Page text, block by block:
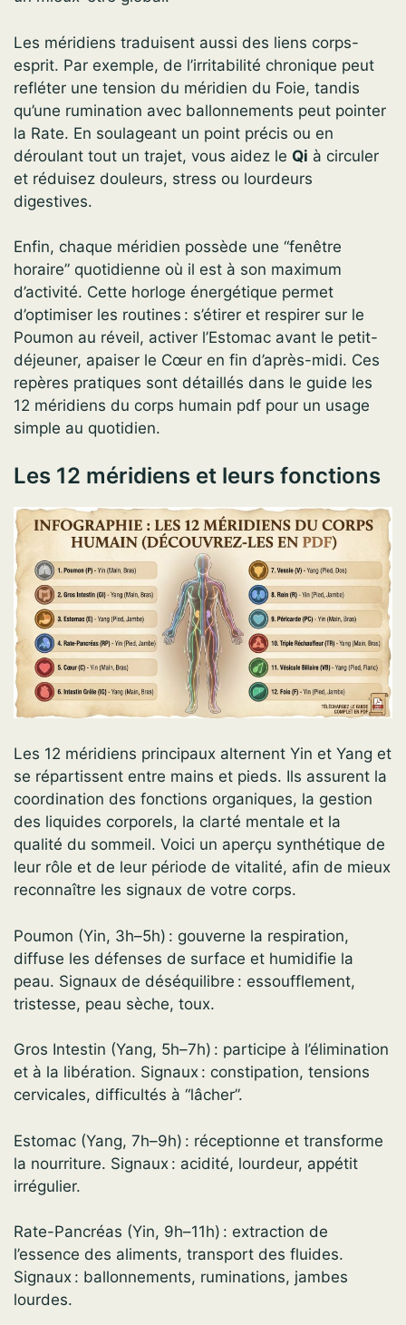
Les méridiens traduisent aussi des liens corps-
esprit. Par exemple, de l’irritabilité chronique peut
refléter une tension du méridien du Foie, tandis
qu’une rumination avec ballonnements peut pointer
la Rate. En soulageant un point précis ou en
déroulant tout un trajet, vous aidez le Qi à circuler
et réduisez douleurs, stress ou lourdeurs
digestives.
Enfin, chaque méridien possède une “fenêtre
horaire” quotidienne où il est à son maximum
d’activité. Cette horloge énergétique permet
d’optimiser les routines : s’étirer et respirer sur le
Poumon au réveil, activer l’Estomac avant le petit-
déjeuner, apaiser le Cœur en fin d’après-midi. Ces
repères pratiques sont détaillés dans le guide les
12 méridiens du corps humain pdf pour un usage
simple au quotidien.
Les 12 méridiens et leurs fonctions
Les 12 méridiens principaux alternent Yin et Yang et
se répartissent entre mains et pieds. Ils assurent la
coordination des fonctions organiques, la gestion
des liquides corporels, la clarté mentale et la
qualité du sommeil. Voici un aperçu synthétique de
leur rôle et de leur période de vitalité, afin de mieux
reconnaître les signaux de votre corps.
Poumon (Yin, 3h–5h) : gouverne la respiration,
diffuse les défenses de surface et humidifie la
peau. Signaux de déséquilibre : essoufflement,
tristesse, peau sèche, toux.
Gros Intestin (Yang, 5h–7h) : participe à l’élimination
et à la libération. Signaux : constipation, tensions
cervicales, difficultés à “lâcher”.
Estomac (Yang, 7h–9h) : réceptionne et transforme
la nourriture. Signaux : acidité, lourdeur, appétit
irrégulier.
Rate-Pancréas (Yin, 9h–11h) : extraction de
l’essence des aliments, transport des fluides.
Signaux : ballonnements, ruminations, jambes
lourdes.